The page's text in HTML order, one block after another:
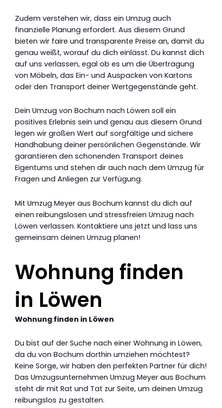
Zudem verstehen wir, dass ein Umzug auch
finanzielle Planung erfordert. Aus diesem Grund
bieten wir faire und transparente Preise an, damit du
genau weißt, worauf du dich einlässt. Du kannst dich
auf uns verlassen, egal ob es um die Übertragung
von Möbeln, das Ein- und Auspacken von Kartons
oder den Transport deiner Wertgegenstände geht.
Dein Umzug von Bochum nach Löwen soll ein
positives Erlebnis sein und genau aus diesem Grund
legen wir großen Wert auf sorgfältige und sichere
Handhabung deiner persönlichen Gegenstände. Wir
garantieren den schonenden Transport deines
Eigentums und stehen dir auch nach dem Umzug für
Fragen und Anliegen zur Verfügung.
Mit Umzug Meyer aus Bochum kannst du dich auf
einen reibungslosen und stressfreien Umzug nach
Löwen verlassen. Kontaktiere uns jetzt und lass uns
gemeinsam deinen Umzug planen!
Wohnung finden
in Löwen
Wohnung finden in Löwen
Du bist auf der Suche nach einer Wohnung in Löwen,
da du von Bochum dorthin umziehen möchtest?
Keine Sorge, wir haben den perfekten Partner für dich!
Das Umzugsunternehmen Umzug Meyer aus Bochum
steht dir mit Rat und Tat zur Seite, um deinen Umzug
reibungslos zu gestalten.